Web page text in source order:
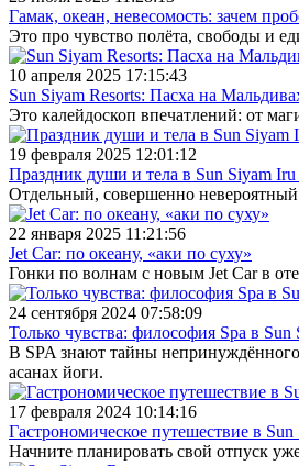
Гамак, океан, невесомость: зачем
Это про чувство полёта, свободы и
10 апреля 2025 17:15:43
Sun Siyam Resorts: Пасха на
Это калейдоскоп впечатлений: от
19 февраля 2025 12:01:12
Праздник души и тела в Sun Siyam Iru
Отдельный, совершенно
22 января 2025 11:21:56
Jet Car: по океану, «аки по суху»
Гонки по волнам с новым Jet Car в
24 сентября 2024 07:58:09
Только чувства: философия Spa в Sun
В SPA знают тайны непринуждённого
асанах йоги.
17 февраля 2024 10:14:16
Гастрономическое путешествие в Sun
Начните планировать свой отпуск